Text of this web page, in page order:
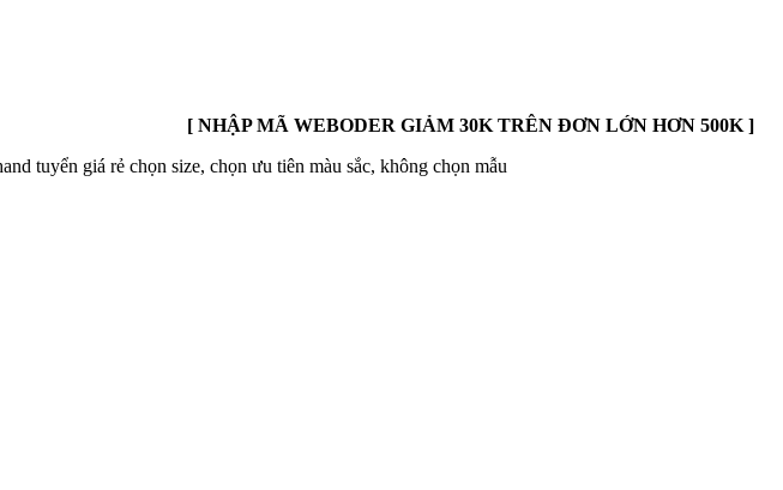
[ NHẬP MÃ WEBODER GIẢM 30K TRÊN ĐƠN LỚN HƠN 500K ]
tuyển giá rẻ chọn size, chọn ưu tiên màu sắc, không chọn mẫu